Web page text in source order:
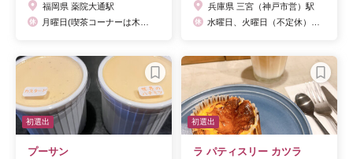
福岡県 薬院大通駅
兵庫県 三宮（神戸市営）駅
初選出
プーサン
初選出
ラ パティスリー カツラ